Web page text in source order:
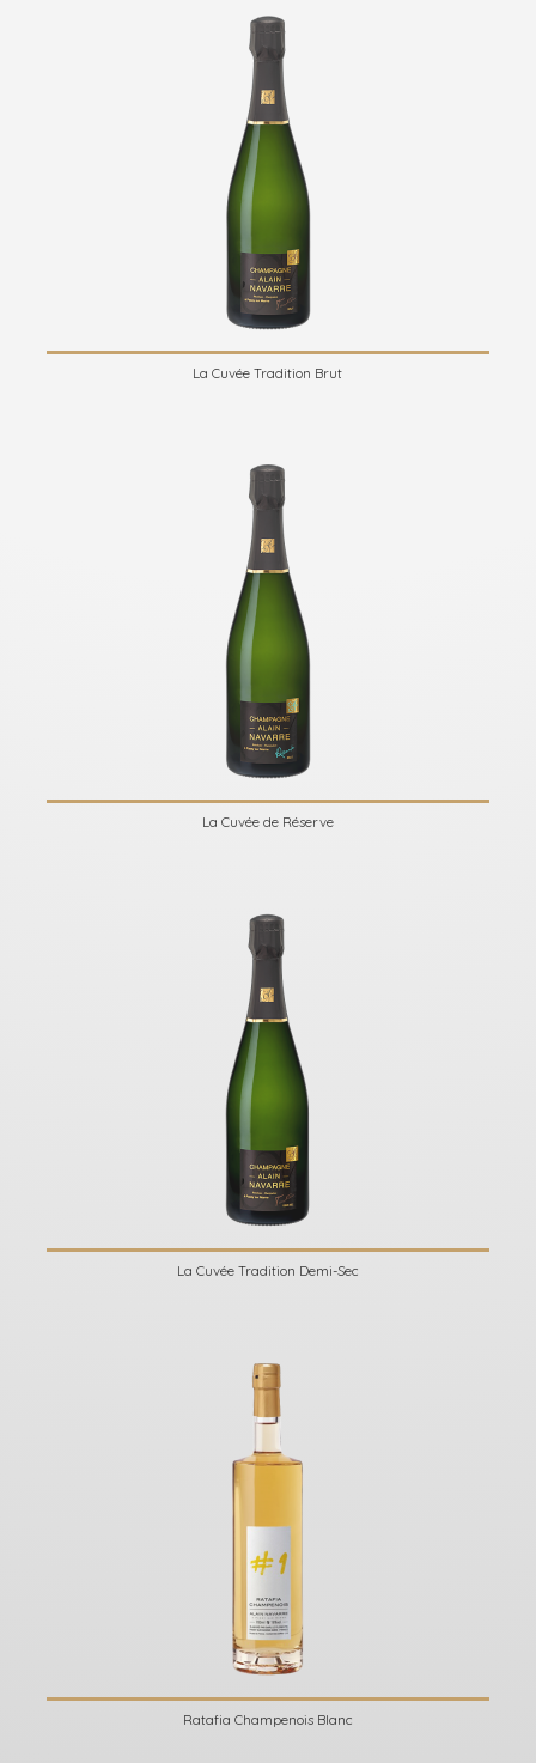
La Cuvée Tradition Brut
La Cuvée de Réserve
La Cuvée Tradition Demi-Sec
Ratafia Champenois Blanc